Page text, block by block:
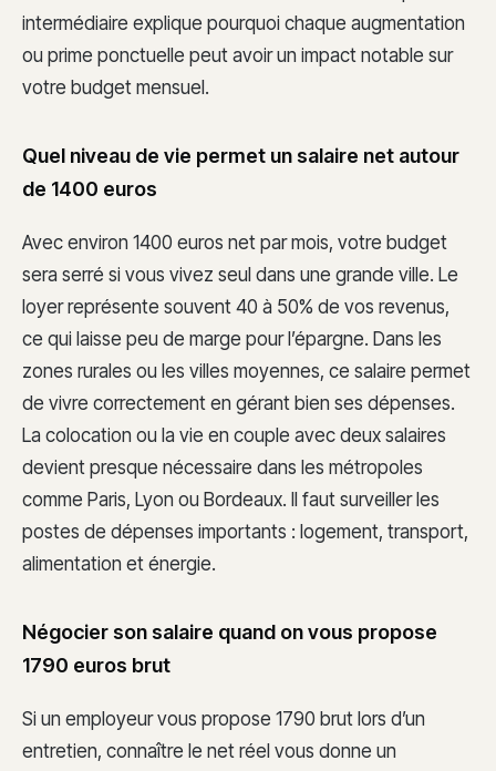
intermédiaire explique pourquoi chaque augmentation
ou prime ponctuelle peut avoir un impact notable sur
votre budget mensuel.
Quel niveau de vie permet un salaire net autour
de 1400 euros
Avec environ 1400 euros net par mois, votre budget
sera serré si vous vivez seul dans une grande ville. Le
loyer représente souvent 40 à 50% de vos revenus,
ce qui laisse peu de marge pour l’épargne. Dans les
zones rurales ou les villes moyennes, ce salaire permet
de vivre correctement en gérant bien ses dépenses.
La colocation ou la vie en couple avec deux salaires
devient presque nécessaire dans les métropoles
comme Paris, Lyon ou Bordeaux. Il faut surveiller les
postes de dépenses importants : logement, transport,
alimentation et énergie.
Négocier son salaire quand on vous propose
1790 euros brut
Si un employeur vous propose 1790 brut lors d’un
entretien, connaître le net réel vous donne un